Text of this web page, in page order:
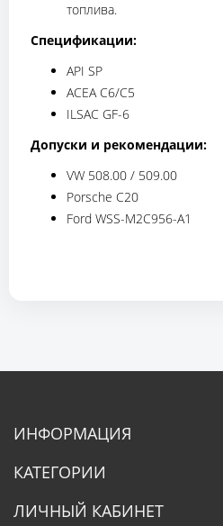
топлива.
Спецификации:
API SP
ACEA C6/C5
ILSAC GF-6
Допуски и рекомендации:
VW 508.00 / 509.00
Porsche C20
Ford WSS-M2C956-A1
ИНФОРМАЦИЯ
КАТЕГОРИИ
ЛИЧНЫЙ КАБИНЕТ